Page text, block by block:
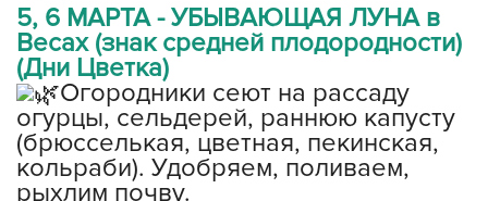
5, 6 МАРТА - УБЫВАЮЩАЯ ЛУНА в
Весах (знак средней плодородности)
(Дни Цветка)
Огородники сеют на рассаду
огурцы, сельдерей, раннюю капусту
(брюсселькая, цветная, пекинская,
кольраби). Удобряем, поливаем,
рыхлим почву.